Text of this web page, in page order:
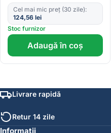
Cel mai mic preț (30 zile):
124,56 lei
Stoc furnizor
Adaugă în coș
Livrare rapidă
Retur 14 zile
Informații